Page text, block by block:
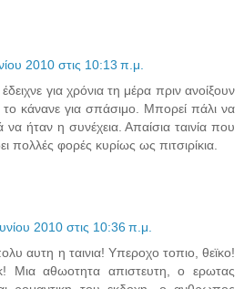
2010 στις 10:13 π.μ.
για χρόνια τη μέρα πριν ανοίξουν
το κάνανε για σπάσιμο. Μπορεί πάλι να
ήταν η συνέχεια. Απαίσια ταινία που
πολλές φορές κυρίως ως πιτσιρίκια.
2010 στις 10:36 π.μ.
αυτη η ταινια! Υπεροχο τοπιο, θεϊκο!
Μια αθωοτητα απιστευτη, ο ερωτας